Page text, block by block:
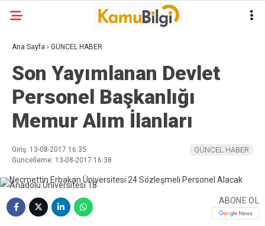
Ana Sayfa › GÜNCEL HABER
Son Yayımlanan Devlet
Personel Başkanlığı
Memur Alım İlanları
Giriş: 13-08-2017 16:35
Güncelleme: 13-08-2017 16:38
GÜNCEL HABER
ABONE OL